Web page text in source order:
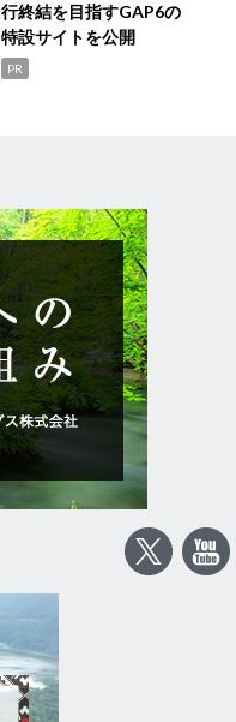
行終結を目指すGAP6の
特設サイトを公開
PR